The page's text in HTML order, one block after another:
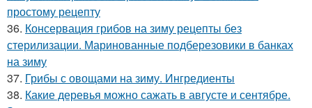
простому рецепту
36. Консервация грибов на зиму рецепты без
стерилизации. Маринованные подберезовики в банках
на зиму
37. Грибы с овощами на зиму. Ингредиенты
38. Какие деревья можно сажать в августе и сентябре.